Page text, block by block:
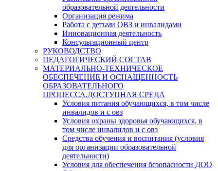
образовательной деятельности
Организация режима
Работа с детьми ОВЗ и инвалидами
Инновационная деятельность
Консультационный центр
РУКОВОДСТВО
ПЕДАГОГИЧЕСКИЙ СОСТАВ
МАТЕРИАЛЬНО-ТЕХНИЧЕСКОЕ
ОБЕСПЕЧЕНИЕ И ОСНАЩЕННОСТЬ
ОБРАЗОВАТЕЛЬНОГО
ПРОЦЕССА.ДОСТУПНАЯ СРЕДА
Условия питания обучающихся, в том числе
инвалидов и с овз
Условия охраны здоровья обучающихся, в
том числе инвалидов и с овз
Средства обучения и воспитания (условия
для организации образовательной
деятельности)
Условия для обеспечения безопасности ДОО